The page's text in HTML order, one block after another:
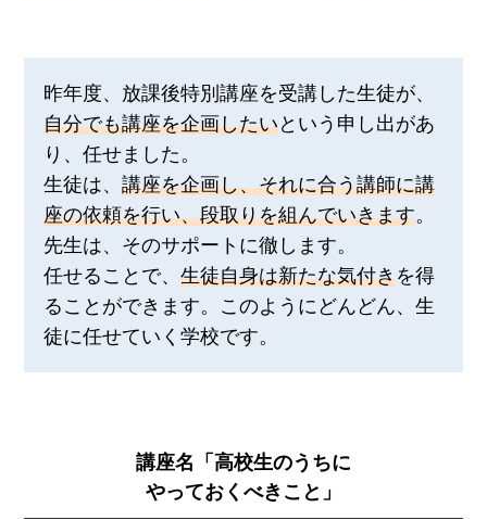
昨年度、放課後特別講座を受講した生徒が、
自分でも講座を企画したいという申し出があ
り、任せました。
生徒は、講座を企画し、それに合う講師に講
座の依頼を行い、段取りを組んでいきます。
先生は、そのサポートに徹します。
任せることで、生徒自身は新たな気付きを得
ることができます。このようにどんどん、生
徒に任せていく学校です。
講座名「高校生のうちに
やっておくべきこと」